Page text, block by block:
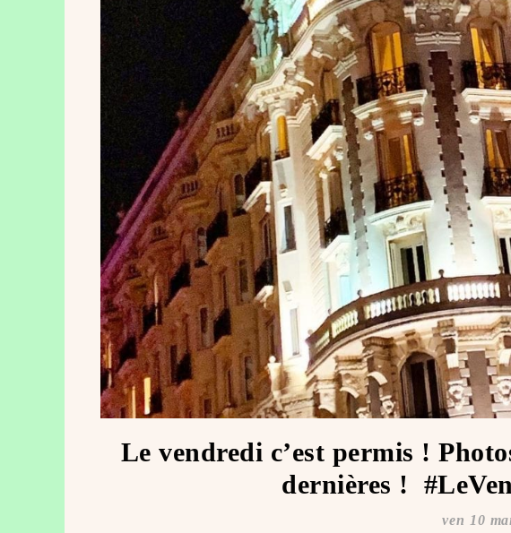
Le vendredi c’est permis !
dernières !
ven 10